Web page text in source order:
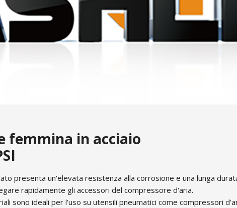
femmina in acciaio
presenta un'elevata resistenza alla corrosione e una lunga
rapidamente gli accessori del compressore d'aria.
sono ideali per l'uso su utensili pneumatici come compressori